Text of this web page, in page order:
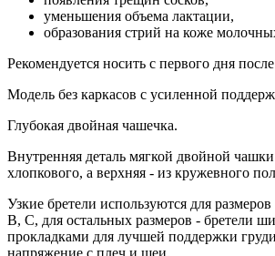
уменьшения объема лактации,
образования стрий на коже
Рекомендуется носить с первого дня
Модель без каркасов c усиленной
Глубокая двойная чашечка.
Внутренняя деталь мягкой двойной
хлопкового, а верхняя - из кружевного
Узкие бретели используются для
В, С, для остальных размеров - бретели
прокладками для лучшей поддержки
напряжение с плеч и шеи.